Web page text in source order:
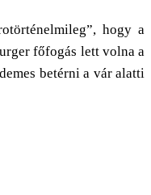
hogy a
főfogás lett volna a
betérni a vár alatti